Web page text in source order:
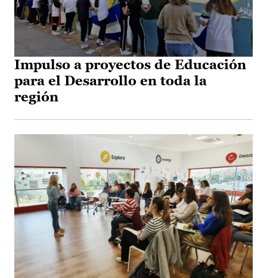
Impulso a proyectos de Educación
para el Desarrollo en toda la
región